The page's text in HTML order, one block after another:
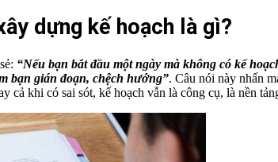
dựng kế hoạch là gì?
“Nếu bạn bắt đầu một ngày mà không có kế
bạn gián đoạn, chệch hướng”. Câu nói này nhấn
cả khi có sai sót, kế hoạch vẫn là công cụ, là nền